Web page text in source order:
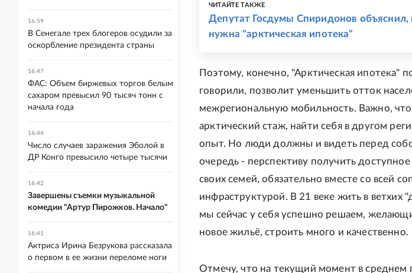
ЧИТАЙТЕ ТАКЖЕ
Депутат Госдумы Спиридонов объяснил,
нужна "арктическая ипотека"
Поэтому, конечно, "Арктическая ипотека"
говорили, позволит уменьшить отток
межрегиональную мобильность. Важно,
арктический стаж, найти себя в другом
опыт. Но люди должны и видеть перед
очередь - перспективу получить
своих семей, обязательно вместе со всей
инфраструктурой. В 21 веке жить в ветхих
мы сейчас у себя успешно решаем,
новое жильё, строить много и качественно.
Отмечу, что на текущий момент в среднем
16:59
В Сенегале трех блогеров осудили за
оскорбление президента страны
16:47
ФАС: Объем биржевых торгов белым
сахаром превысил 90 тысяч тонн с
начала года
16:44
Число случаев заражения Эболой в
ДР Конго превысило четыре тысячи
16:42
Завершены съемки музыкальной
комедии "Артур Пирожков. Начало"
16:41
Актриса Ирина Безрукова рассказала
о первом в ее жизни переломе ноги